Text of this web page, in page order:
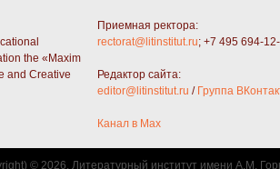
the «Maxim
and Creative
Приемная ректора:
rectorat@litinstitut.ru; +7 495 694-
Редактор сайта:
editor@litinstitut.ru / Группа
Канал в Max
© 2026, Литературный институт имени А.М.